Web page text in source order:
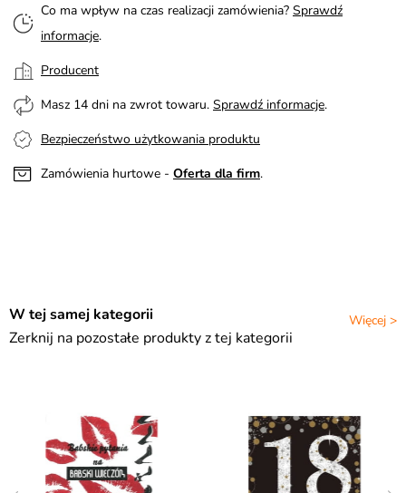
Co ma wpływ na czas realizacji zamówienia? Sprawdź
informacje.
Producent
Masz 14 dni na zwrot towaru. Sprawdź informacje.
Bezpieczeństwo użytkowania produktu
Zamówienia hurtowe - Oferta dla firm.
Więcej >
W tej samej kategorii
Zerknij na pozostałe produkty z tej kategorii